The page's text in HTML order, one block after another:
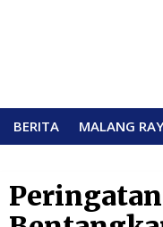
BERITA MALANG